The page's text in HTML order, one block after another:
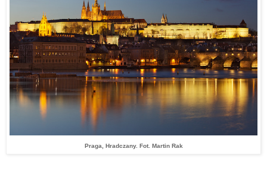
Praga, Hradczany. Fot. Martin Rak